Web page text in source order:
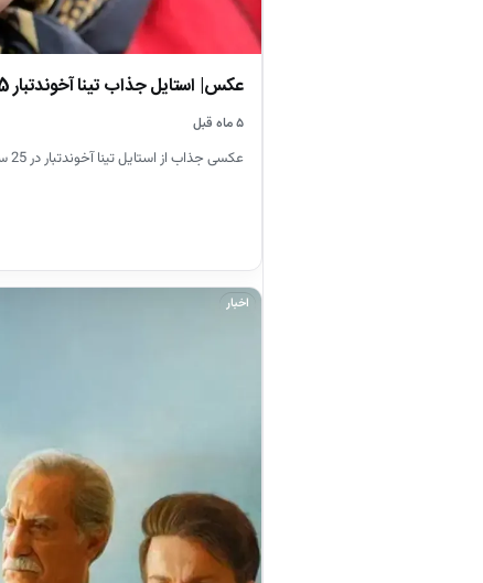
عکس| استایل جذاب تینا آخوندتبار 25 ساله در کلانتری؛ سال 91
۵ ماه قبل
عکسی جذاب از استایل تینا آخوندتبار در 25 سالگی در ادامه مشاهده کنید.
اخبار